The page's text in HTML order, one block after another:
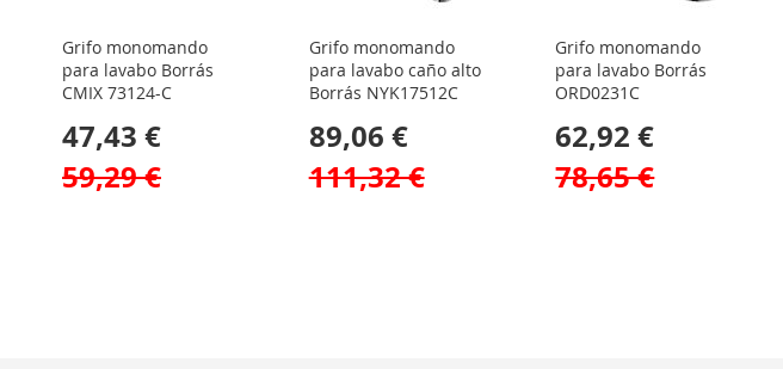
Grifo monomando
para lavabo Borrás
CMIX 73124-C
47,43 €
59,29 €
Grifo monomando
para lavabo caño alto
Borrás NYK17512C
89,06 €
111,32 €
Grifo monomando
para lavabo Borrás
ORD0231C
62,92 €
78,65 €